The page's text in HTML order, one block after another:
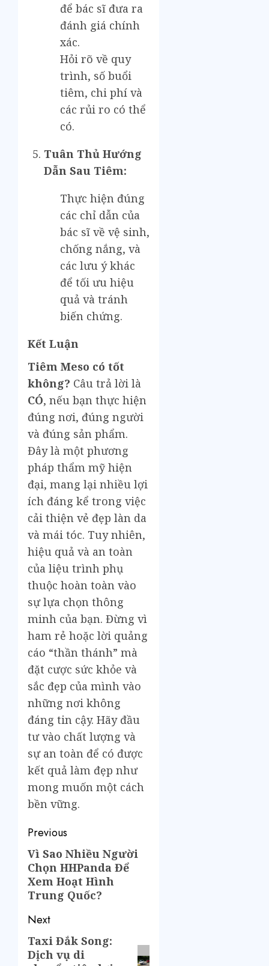
để bác sĩ đưa ra
đánh giá chính
xác.
Hỏi rõ về quy
trình, số buổi
tiêm, chi phí và
các rủi ro có thể
có.
Tuân Thủ Hướng
Dẫn Sau Tiêm:
Thực hiện đúng
các chỉ dẫn của
bác sĩ về vệ sinh,
chống nắng, và
các lưu ý khác
để tối ưu hiệu
quả và tránh
biến chứng.
Kết Luận
Tiêm Meso có tốt
không? Câu trả lời là
CÓ, nếu bạn thực hiện
đúng nơi, đúng người
và đúng sản phẩm.
Đây là một phương
pháp thẩm mỹ hiện
đại, mang lại nhiều lợi
ích đáng kể trong việc
cải thiện vẻ đẹp làn da
và mái tóc. Tuy nhiên,
hiệu quả và an toàn
của liệu trình phụ
thuộc hoàn toàn vào
sự lựa chọn thông
minh của bạn. Đừng vì
ham rẻ hoặc lời quảng
cáo “thần thánh” mà
đặt cược sức khỏe và
sắc đẹp của mình vào
những nơi không
đáng tin cậy. Hãy đầu
tư vào chất lượng và
sự an toàn để có được
kết quả làm đẹp như
mong muốn một cách
bền vững.
Previous
Vì Sao Nhiều Người
Chọn HHPanda Để
Xem Hoạt Hình
Trung Quốc?
Next
Taxi Đắk Song:
Dịch vụ di